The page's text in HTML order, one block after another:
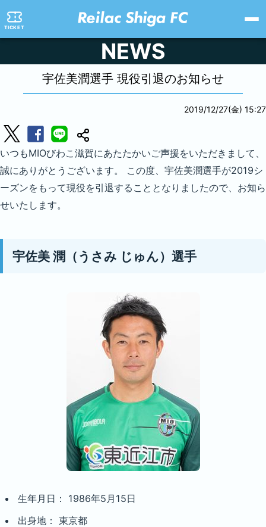
TICKET
NEWS
宇佐美潤選手 現役引退のお知らせ
2019/12/27(金) 15:27
いつもMIOびわこ滋賀にあたたかいご声援をいただきまして、
誠にありがとうございます。 この度、宇佐美潤選手が2019シ
ーズンをもって現役を引退することとなりましたので、お知ら
せいたします。
宇佐美 潤（うさみ じゅん）選手
生年月日： 1986年5月15日
出身地： 東京都